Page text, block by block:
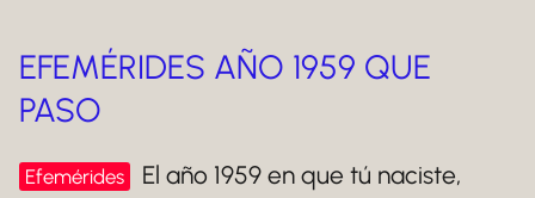
EFEMÉRIDES AÑO 1959 QUE
PASO
Efemérides
El año 1959 en que tú naciste,